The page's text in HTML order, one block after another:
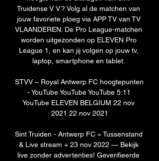
Truidense V. V.? Volg al de matchen van
jouw favoriete ploeg via APP TV van TV
VLAANDEREN. De Pro League-matchen
worden uitgezonden op ELEVEN Pro
League 1, en kan jij volgen op jouw tv,
laptop, smartphone en tablet.
STVV – Royal Antwerp FC hoogtepunten
- YouTube YouTube YouTube 5:11
YouTube ELEVEN BELGIUM 22 nov
2021 22 nov 2021
Sint Truiden - Antwerp FC » Tussenstand
& Live stream + 23 nov 2022 — Bekijk
live zonder advertenties! Geverifieerde